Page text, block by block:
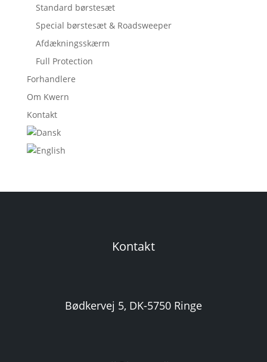
Standard børstesæt
Special børstesæt & Roadsweeper
Afdækningsskærm
Full Protection
Forhandlere
Om Kwern
Kontakt
Kontakt
Bødkervej 5, DK-5750 Ringe